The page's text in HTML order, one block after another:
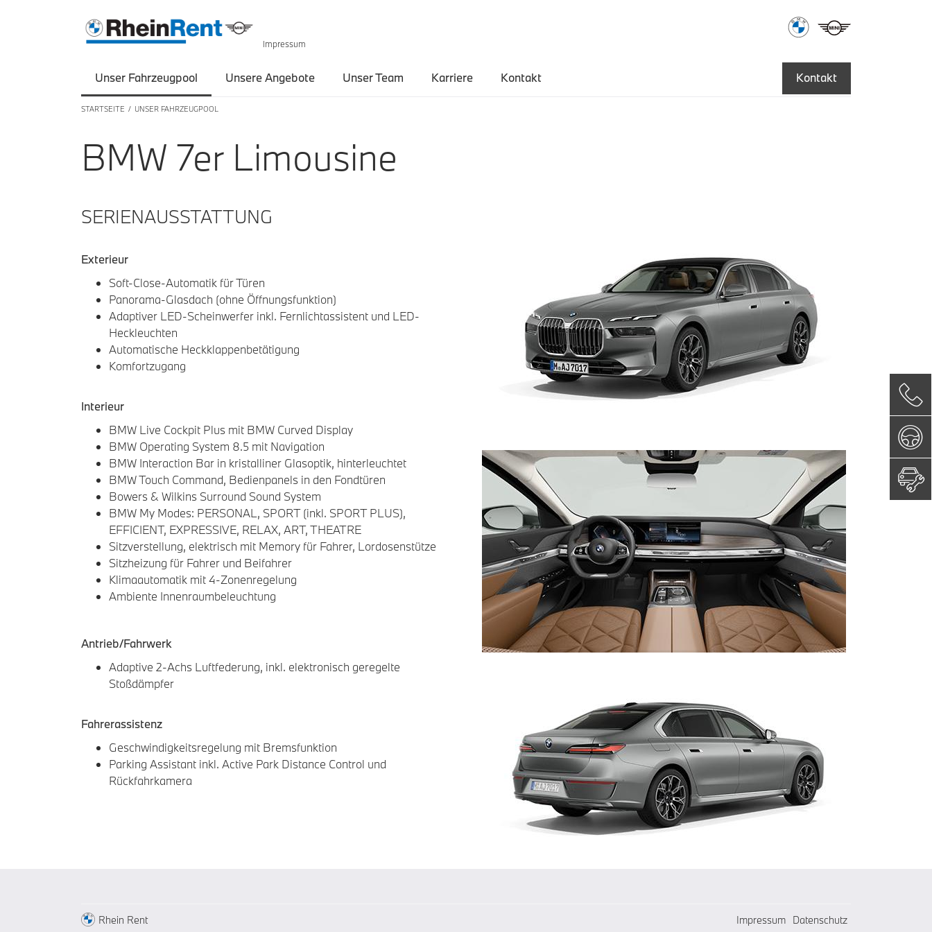
Impressum
Unser Fahrzeugpool Unsere Angebote Unser Team Karriere Kontakt Kontakt
STARTSEITE UNSER FAHRZEUGPOOL
BMW 7erLimousine
SERIENAUSSTATTUNG
Exterieur
Soft-Close-Automatik für Türen
Panorama-Glasdach (ohne Öffnungsfunktion)
Adaptiver LED-Scheinwerfer inkl. Fernlichtassistent und LED-
Heckleuchten
Automatische Heckklappenbetätigung
Komfortzugang
Interieur
BMW Live Cockpit Plus mit BMW Curved Display
BMW Operating System 8.5 mit Navigation
BMW Interaction Bar in kristalliner Glasoptik, hinterleuchtet
BMW Touch Command, Bedienpanels in den Fondtüren
Bowers & Wilkins Surround Sound System
BMW My Modes: PERSONAL, SPORT (inkl. SPORT PLUS),
EFFICIENT, EXPRESSIVE, RELAX, ART, THEATRE
Sitzverstellung, elektrisch mit Memory für Fahrer, Lordosenstütze
Sitzheizung für Fahrer und Beifahrer
Klimaautomatik mit 4-Zonenregelung
Ambiente Innenraumbeleuchtung
Antrieb/Fahrwerk
Adaptive 2-Achs Luftfederung, inkl. elektronisch geregelte
Stoßdämpfer
Fahrerassistenz
Geschwindigkeitsregelung mit Bremsfunktion
Parking Assistant inkl. Active Park Distance Control und
Rückfahrkamera
Rhein Rent Impressum Datenschutz